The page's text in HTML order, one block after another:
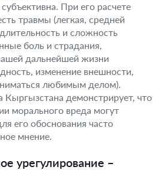
При его расчете
травмы (легкая, средней
и сложность
боль и страдания,
дальнейшей жизни
изменение внешности,
любимым делом).
Кыргызстана демонстрирует, что
морального вреда могут
его обоснования часто
мнение.
урегулирование –